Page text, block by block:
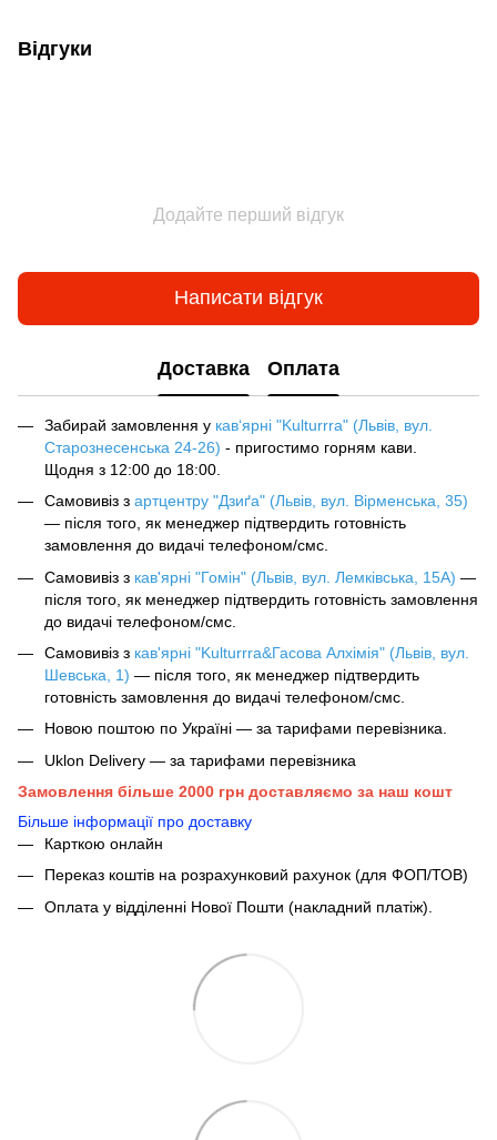
Відгуки
Додайте перший відгук
Написати відгук
Доставка Оплата
Забирай замовлення у кав‘ярні "Kulturrra" (Львів, вул.
Старознесенська 24-26) - пригостимо горням кави.
Щодня з 12:00 до 18:00.
Самовивіз з артцентру "Дзиґа" (Львів, вул. Вірменська, 35)
— після того, як менеджер підтвердить готовність
замовлення до видачі телефоном/смс.
Самовивіз з кав'ярні "Гомін" (Львів, вул. Лемківська, 15А) —
після того, як менеджер підтвердить готовність замовлення
до видачі телефоном/смс.
Самовивіз з кав'ярні "Kulturrra&Гасова Алхімія" (Львів, вул.
Шевська, 1) — після того, як менеджер підтвердить
готовність замовлення до видачі телефоном/смс.
Новою поштою по Україні — за тарифами перевізника.
Uklon Delivery — за тарифами перевізника
Замовлення більше 2000 грн доставляємо за наш кошт
Більше інформації про доставку
Карткою онлайн
Переказ коштів на розрахунковий рахунок (для ФОП/ТОВ)
Оплата у відділенні Нової Пошти (накладний платіж).